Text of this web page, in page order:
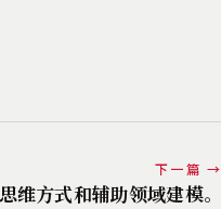
下一篇 →
维方式和辅助领域建模。